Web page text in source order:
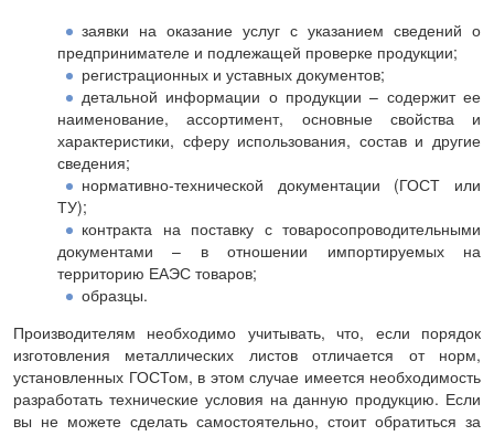
заявки на оказание услуг с указанием сведений о
предпринимателе и подлежащей проверке продукции;
регистрационных и уставных документов;
детальной информации о продукции – содержит ее
наименование, ассортимент, основные свойства и
характеристики, сферу использования, состав и другие
сведения;
нормативно-технической документации (ГОСТ или
ТУ);
контракта на поставку с товаросопроводительными
документами – в отношении импортируемых на
территорию ЕАЭС товаров;
образцы.
Производителям необходимо учитывать, что, если порядок
изготовления металлических листов отличается от норм,
установленных ГОСТом, в этом случае имеется необходимость
разработать технические условия на данную продукцию. Если
вы не можете сделать самостоятельно, стоит обратиться за